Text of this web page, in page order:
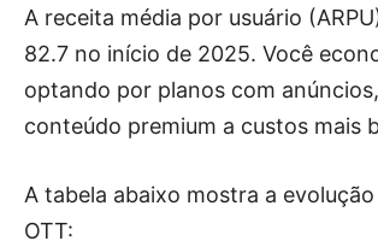
A receita média por usuário
82.7 no início de 2025. Você
optando por planos com
conteúdo premium a custos mais
A tabela abaixo mostra a
OTT: